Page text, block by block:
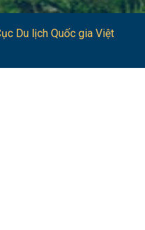
Du lịch Quốc gia Việt